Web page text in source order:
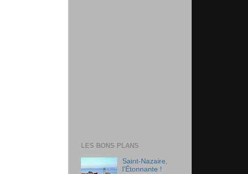
LES BONS PLANS
Saint-Nazaire,
l’Étonnante !